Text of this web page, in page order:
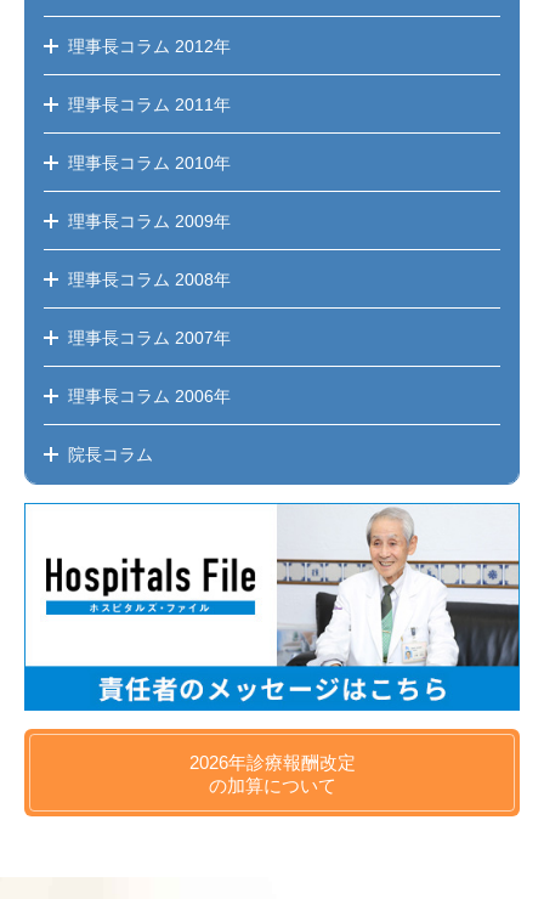
理事長コラム 2012年
理事長コラム 2011年
理事長コラム 2010年
理事長コラム 2009年
理事長コラム 2008年
理事長コラム 2007年
理事長コラム 2006年
院長コラム
2026年診療報酬改定
の加算について